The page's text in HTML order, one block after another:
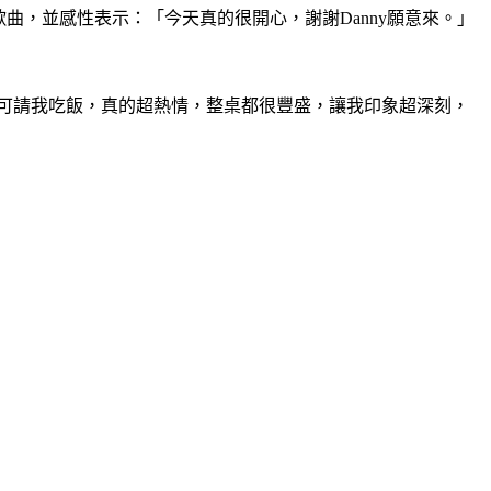
，並感性表示：「今天真的很開心，謝謝Danny願意來。」
我吃飯，真的超熱情，整桌都很豐盛，讓我印象超深刻，